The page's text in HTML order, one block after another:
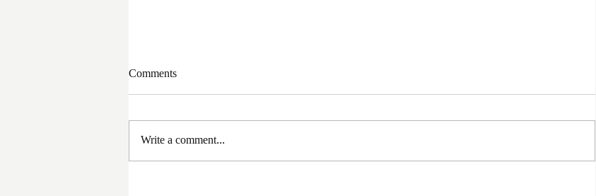
Comments
Write a comment...